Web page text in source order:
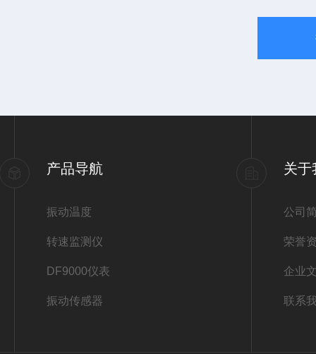
产品导航
振动温度
转速监测仪
DF9000仪表
振动传感器
关于
公司
荣誉
企业
联系